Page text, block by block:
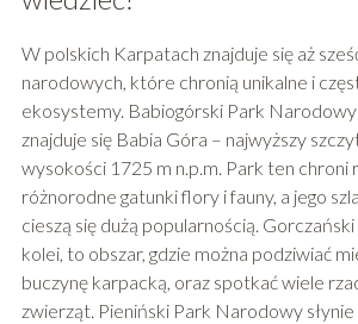
W polskich Karpatach znajduje się aż
narodowych, które chronią unikalne i
ekosystemy. Babiogórski Park
znajduje się Babia Góra – najwyższy
wysokości 1725 m n.p.m. Park ten chroni
różnorodne gatunki flory i fauny, a jego
cieszą się dużą popularnością.
kolei, to obszar, gdzie można podziwiać
buczynę karpacką, oraz spotkać wiele
zwierząt. Pieniński Park Narodowy